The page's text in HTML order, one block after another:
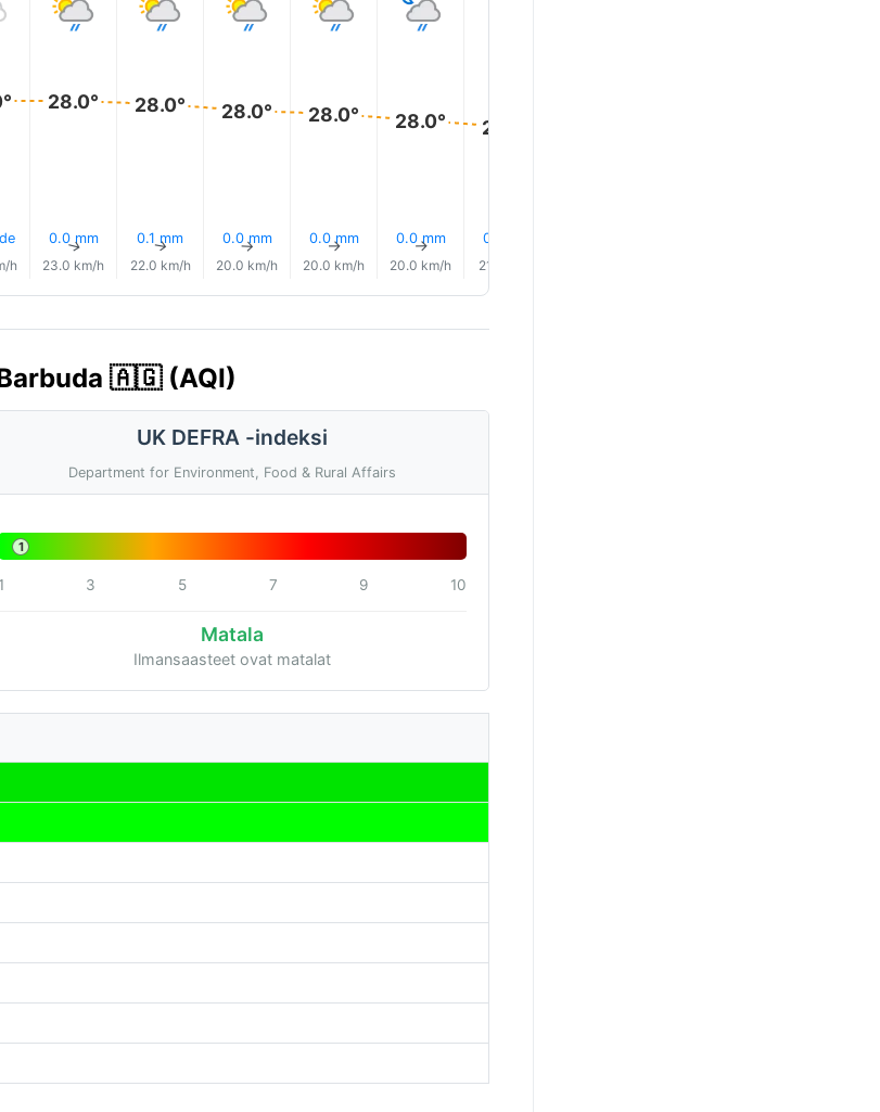
h
28.0°
0.0 mm
↑
23.0 km/h
28.0°
0.1 mm
↑
22.0 km/h
28.0°
0.0 mm
↑
20.0 km/h
28.0°
0.0 mm
↑
20.0 km/h
28.0°
0.0 mm
↑
20.0 km/h
28.0°
0.0 mm
21.0 km/h
🇦🇬 (AQI)
UK DEFRA -indeksi
Department for Environment, Food & Rural Affairs
1
1 3 5 7 9 10
Matala
Ilmansaasteet ovat matalat